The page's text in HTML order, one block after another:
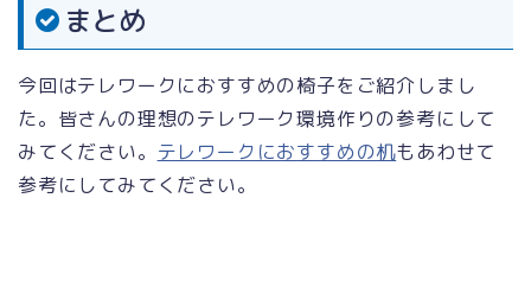
まとめ
今回はテレワークにおすすめの椅子をご紹介しまし
た。皆さんの理想のテレワーク環境作りの参考にして
みてください。 テレワークにおすすめの机もあわせて
参考にしてみてください。